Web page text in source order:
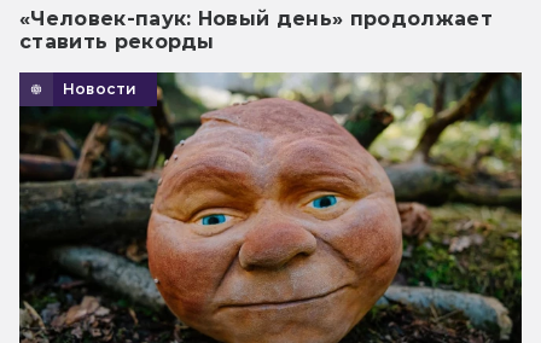
«Человек-паук: Новый день» продолжает
ставить рекорды
Новости